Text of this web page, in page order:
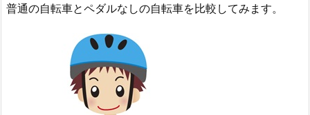
普通の自転車とペダルなしの自転車を比較してみます。